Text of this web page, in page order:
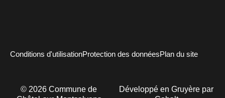
Conditions d'utilisationProtection des donnéesPlan du site
© 2026 Commune de
Développé en Gruyère par